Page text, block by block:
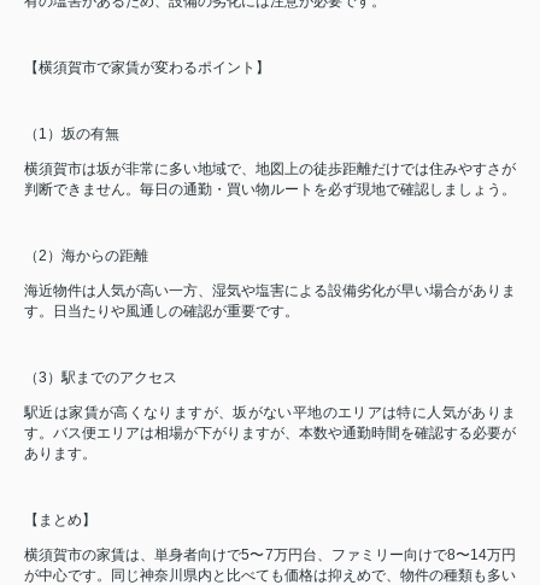
【横須賀市で家賃が変わるポイント】
（1）坂の有無
横須賀市は坂が非常に多い地域で、地図上の徒歩距離だけでは住みやすさが
判断できません。毎日の通勤・買い物ルートを必ず現地で確認しましょう。
（2）海からの距離
海近物件は人気が高い一方、湿気や塩害による設備劣化が早い場合がありま
す。日当たりや風通しの確認が重要です。
（3）駅までのアクセス
駅近は家賃が高くなりますが、坂がない平地のエリアは特に人気がありま
す。バス便エリアは相場が下がりますが、本数や通勤時間を確認する必要が
あります。
【まとめ】
横須賀市の家賃は、単身者向けで5〜7万円台、ファミリー向けで8〜14万円
が中心です。同じ神奈川県内と比べても価格は抑えめで、物件の種類も多い